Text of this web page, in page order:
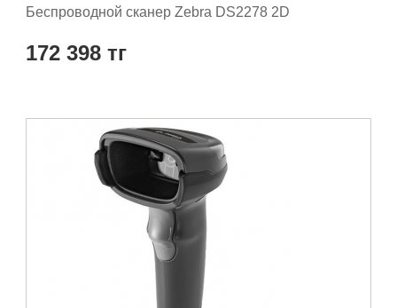
Беспроводной сканер Zebra DS2278 2D
172 398 тг